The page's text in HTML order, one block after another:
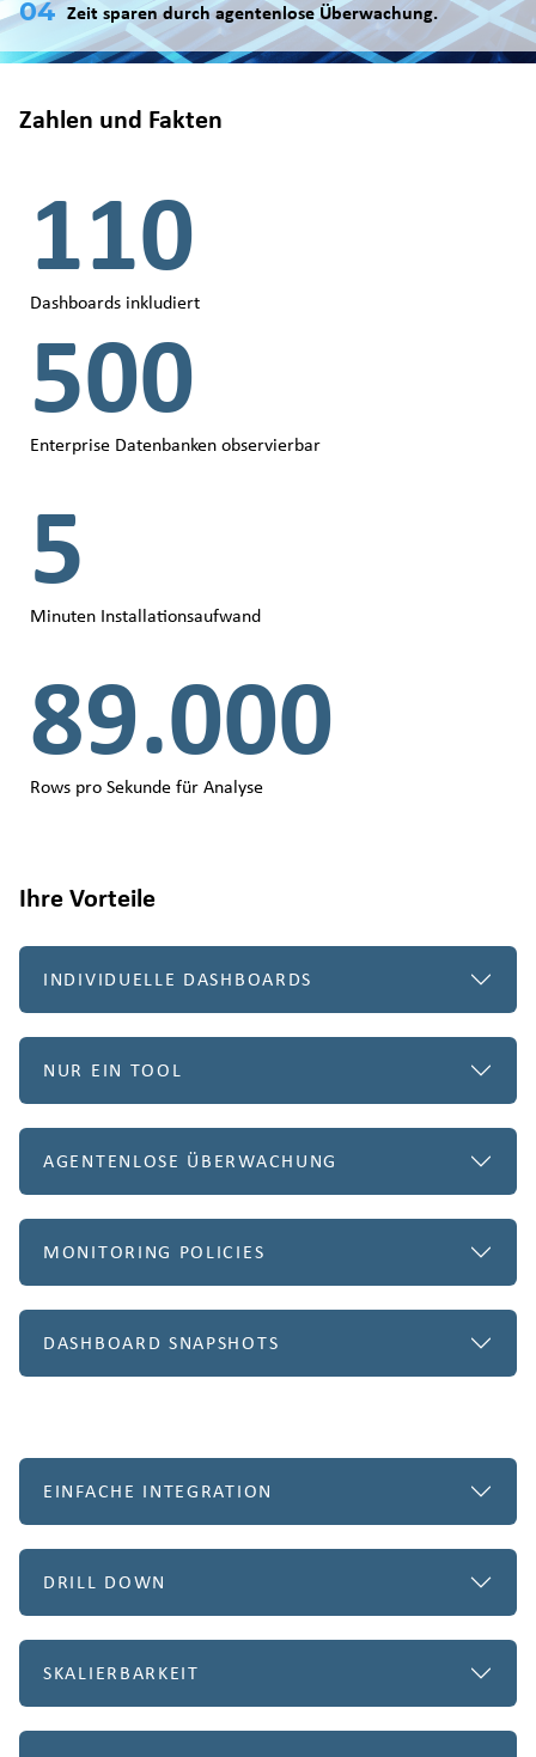
Zeit sparen durch agentenlose Überwachung.
Zahlen und Fakten
110
Dashboards inkludiert
500
Enterprise Datenbanken observierbar
5
Minuten Installationsaufwand
89.000
Rows pro Sekunde für Analyse
Ihre Vorteile
INDIVIDUELLE DASHBOARDS
NUR EIN TOOL
AGENTENLOSE ÜBERWACHUNG
MONITORING POLICIES
DASHBOARD SNAPSHOTS
EINFACHE INTEGRATION
DRILL DOWN
SKALIERBARKEIT